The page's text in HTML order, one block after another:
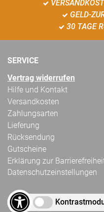
GELD-
30 TAGE
SERVICE
Vertrag widerrufen
Hilfe und Kontakt
Versandkosten
Zahlungsarten
Lieferung
Rücksendung
Gutscheine
Erklärung zur
Datenschutzeinstellungen